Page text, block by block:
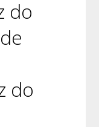
do
do